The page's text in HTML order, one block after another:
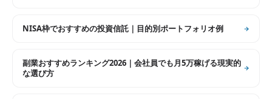
NISA枠でおすすめの投資信託｜目的別ポートフォリオ例
副業おすすめランキング2026｜会社員でも月5万稼げる現実的
な選び方